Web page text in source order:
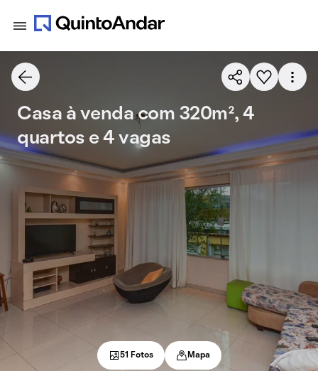
Casa à venda com 320m², 4
quartos e 4 vagas
51 Fotos Mapa